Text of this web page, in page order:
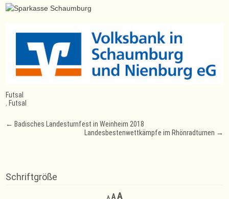
Futsal
, Futsal
Post
← Badisches Landesturnfest in Weinheim 2018
Landesbestenwettkämpfe im Rhönradturnen →
Schriftgröße
A
Decrease
AReset
AIncrease